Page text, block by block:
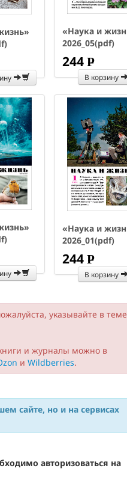
«Наука и
2026_05(pdf)
244P
УБ.
В корзину
«Наука и
2026_01(pdf)
244P
УБ.
В корзину
указывайте в теме
и журналы можно в
и Wildberries.
сайте, но и на сервисах
авторизоваться на